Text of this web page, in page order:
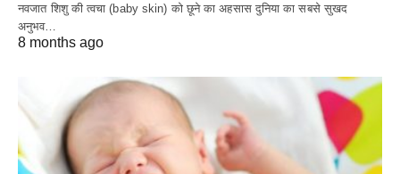
नवजात शिशु की त्वचा (baby skin) को छूने का अहसास दुनिया का सबसे सुखद
अनुभव…
8 months ago